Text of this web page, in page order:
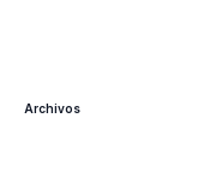
Archivos